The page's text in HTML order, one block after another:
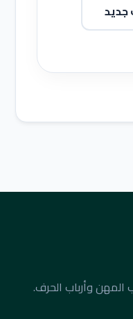
وأرباب الحرف.